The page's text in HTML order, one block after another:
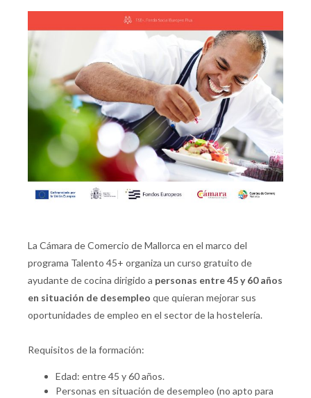
La Cámara de Comercio de Mallorca en el marco del
programa Talento 45+ organiza un curso gratuito de
ayudante de cocina dirigido a personas entre 45 y 60 años
en situación de desempleo que quieran mejorar sus
oportunidades de empleo en el sector de la hostelería.
Requisitos de la formación:
Edad: entre 45 y 60 años.
Personas en situación de desempleo (no apto para